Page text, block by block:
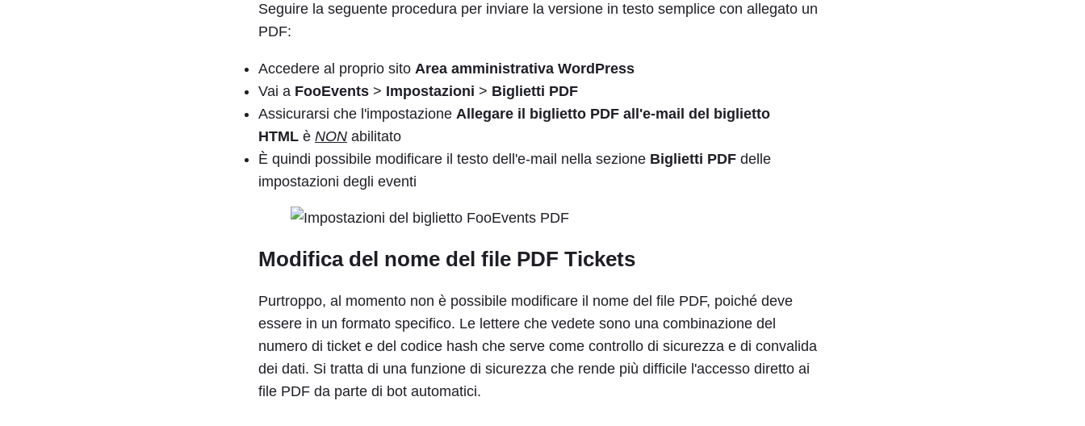
Seguire la seguente procedura per inviare la versione in testo semplice con allegato un
PDF:
Accedere al proprio sito Area amministrativa WordPress
Vai a FooEvents > Impostazioni > Biglietti PDF
Assicurarsi che l'impostazione Allegare il biglietto PDF all'e-mail del biglietto
HTML è NON abilitato
È quindi possibile modificare il testo dell'e-mail nella sezione Biglietti PDF delle
impostazioni degli eventi
Modifica del nome del file PDF Tickets
Purtroppo, al momento non è possibile modificare il nome del file PDF, poiché deve
essere in un formato specifico. Le lettere che vedete sono una combinazione del
numero di ticket e del codice hash che serve come controllo di sicurezza e di convalida
dei dati. Si tratta di una funzione di sicurezza che rende più difficile l'accesso diretto ai
file PDF da parte di bot automatici.